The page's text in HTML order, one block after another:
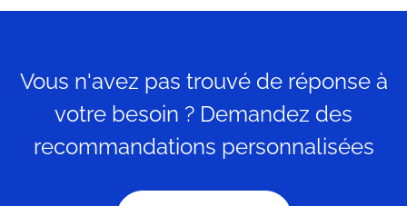
Vous n'avez pas trouvé de réponse à
votre besoin ? Demandez des
recommandations personnalisées